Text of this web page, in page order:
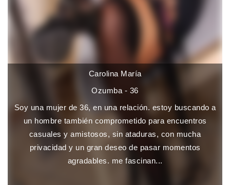
Carolina María
Ozumba - 36
Soy una mujer de 36, en una relación. estoy buscando a
un hombre también comprometido para encuentros
casuales y amistosos, sin ataduras, con mucha
privacidad y un gran deseo de pasar momentos
agradables. me fascinan...